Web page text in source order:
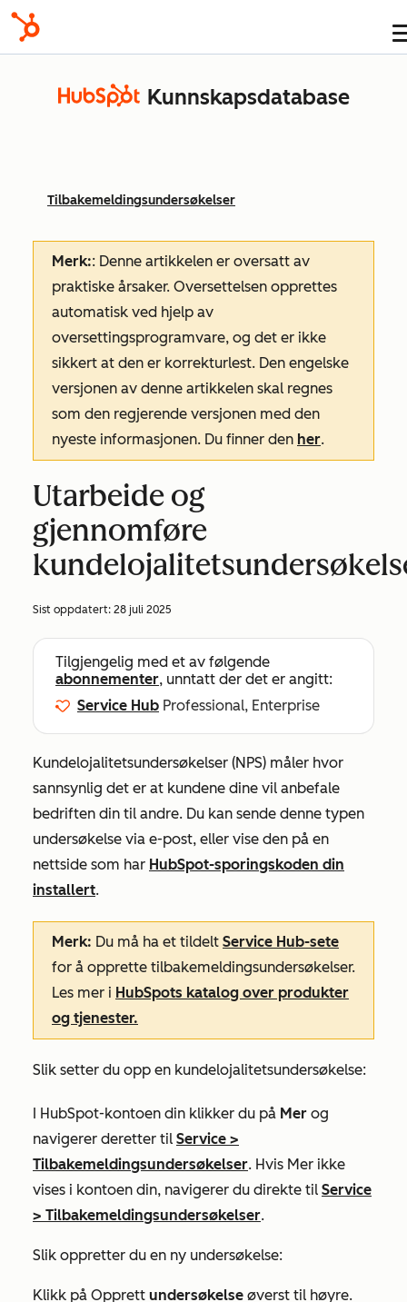
Kunnskapsdatabase
Tilbakemeldingsundersøkelser
Merk:: Denne artikkelen er oversatt av
praktiske årsaker. Oversettelsen opprettes
automatisk ved hjelp av
oversettingsprogramvare, og det er ikke
sikkert at den er korrekturlest. Den engelske
versjonen av denne artikkelen skal regnes
som den regjerende versjonen med den
nyeste informasjonen. Du finner den her.
Utarbeide og
gjennomføre
Sist oppdatert: 28 juli 2025
Tilgjengelig med et av følgende
abonnementer, unntatt der det er angitt:
Service Hub Professional, Enterprise
Kundelojalitetsundersøkelser (NPS) måler hvor
sannsynlig det er at kundene dine vil anbefale
bedriften din til andre. Du kan sende denne typen
undersøkelse via e-post, eller vise den på en
nettside som har HubSpot-sporingskoden din
installert.
Merk: Du må ha et tildelt Service Hub-sete
for å opprette tilbakemeldingsundersøkelser.
Les mer i HubSpots katalog over produkter
og tjenester.
Slik setter du opp en kundelojalitetsundersøkelse:
I HubSpot-kontoen din klikker du på Mer og
navigerer deretter til Service >
Tilbakemeldingsundersøkelser. Hvis Mer ikke
vises i kontoen din, navigerer du direkte til Service
> Tilbakemeldingsundersøkelser.
Slik oppretter du en ny undersøkelse:
Klikk på Opprett undersøkelse øverst til høyre.